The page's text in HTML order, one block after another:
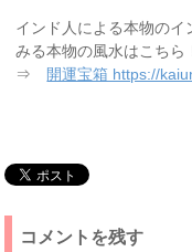
インド人による本物のイ
みる本物の風水はこちら
⇒ 開運宝箱 https://
コメントを残す